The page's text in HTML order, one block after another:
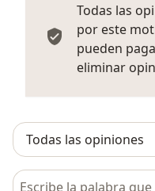
Todas las
por este
pueden
eliminar
Busca en opiniones